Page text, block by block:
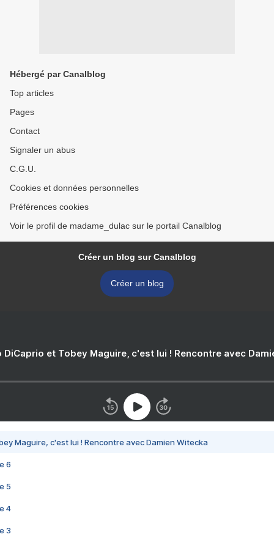
Hébergé par Canalblog
Top articles
Pages
Contact
Signaler un abus
C.G.U.
Cookies et données personnelles
Préférences cookies
Voir le profil de madame_dulac sur le portail Canalblog
Créer un blog sur Canalblog
Créer un blog
DiCaprio et Tobey Maguire, c'est lui ! Rencontre avec
Maguire, c'est lui ! Rencontre avec Damien Witecka
6
5
4
3